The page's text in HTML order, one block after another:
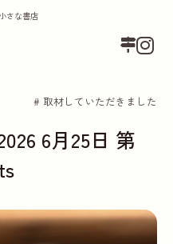
さな書店
# 取材していただきました
6月25日 第